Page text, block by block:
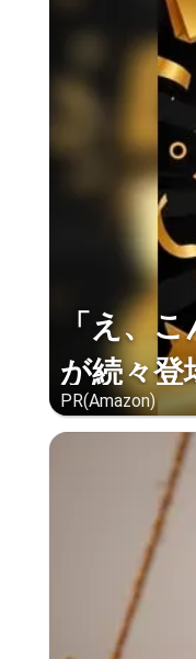
「え、
が続々登
PR(Amazon)